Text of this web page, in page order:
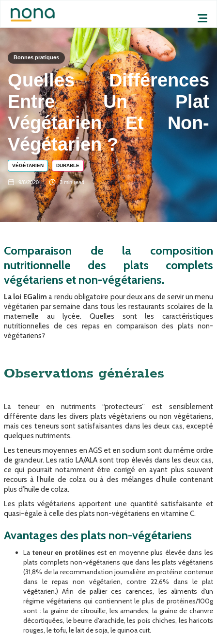
Bonnes pratiques
Quelles Différences
Entre Un Plat
Végétarien Et Non-
Végétarien ?
VÉGÉTARIEN DURABLE
9/6/2020 3 min read
Comparaison de la composition
nutritionnelle des plats complets
végétariens et non-végétariens.
La loi EGalim a rendu obligatoire pour deux ans de servir un menu
végétarien par semaine dans tous les restaurants scolaires de la
maternelle au lycée. Quelles sont les caractéristiques
nutritionnelles de ces repas en comparaison des plats non-
végétariens?
Observations générales
La teneur en nutriments “protecteurs” est sensiblement
différente dans les divers plats végétariens ou non végétariens,
mais ces teneurs sont satisfaisantes dans les deux cas, excepté
quelques nutriments.
Les teneurs moyennes en AGS et en sodium sont du même ordre
de grandeur. Les ratio LA/ALA sont trop élevés dans les deux cas,
ce qui pourrait notamment être corrigé en ayant plus souvent
recours à l’huile de colza ou à des mélanges d’huile contenant
plus d’huile de colza.
Les plats végétariens apportent une quantité satisfaisante et
quasi-égale à celle des plats non-végétariens en vitamine C.
Avantages des plats non-végétariens
La teneur en protéines est en moyenne plus élevée dans les
plats complets non-végétariens que dans les plats végétariens
(31,8% de la recommandation journalière en protéine contenue
dans le repas non végétarien, contre 22,6% dans le plat
végétarien.) Afin de pallier ces carences, les aliments d’un
régime végétariens qui contiennent le plus de protéines/100g
sont : la graine de citrouille, les amandes, la graine de chanvre
décortiquées, le beurre d’arachide, les pois chiches, les haricots
rouges, le tofu, le lait de soja, le quinoa cuit.